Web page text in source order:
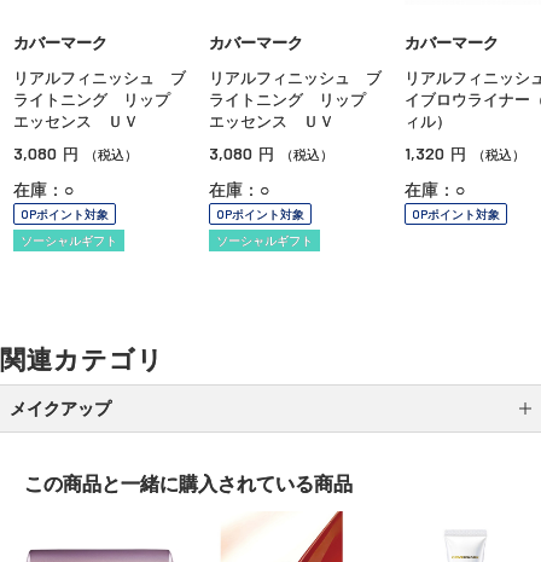
カバーマーク
リアルフィニッシュ ブ
ライトニング リップ
エッセンス ＵＶ
3,080 円 （税込）
在庫：○
OPポイント対象
ソーシャルギフト
カバーマーク
リアルフィニッシュ ブ
ライトニング リップ
エッセンス ＵＶ
3,080 円 （税込）
在庫：○
OPポイント対象
ソーシャルギフト
カバーマーク
リアルフィニッ
イブロウライナー
ィル）
1,320 円 （税込）
在庫：○
OPポイント対象
関連カテゴリ
メイクアップ
アイブロウ
この商品と一緒に購入されている商品